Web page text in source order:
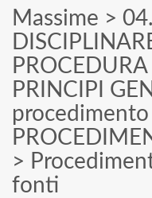
Massime >
PRINCIPI
>
fonti